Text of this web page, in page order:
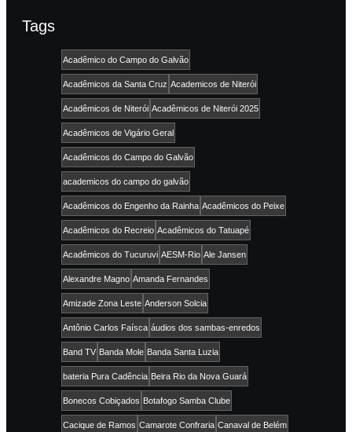
Tags
Acadêmico do Campo do Galvão
Acadêmicos da Santa Cruz Academicos de Niterói
Acadêmicos de Niterói Acadêmicos de Niterói 2025
Acadêmicos de Vigário Geral
Acadêmicos do Campo do Galvão
academicos do campo do galvão
Acadêmicos do Engenho da Rainha Acadêmicos do Peixe
Acadêmicos do Recreio Acadêmicos do Tatuapé
Acadêmicos do Tucuruvi AESM-Rio Ale Jansen
Alexandre Magno Amanda Fernandes
Amizade Zona Leste Anderson Solcia
Antônio Carlos Faísca áudios dos sambas-enredos
Band TV Banda Mole Banda Santa Luzia
bateria Pura Cadência Beira Rio da Nova Guará
Bonecos Cobiçados Botafogo Samba Clube
Cacique de Ramos Camarote Confraria Canaval de Belém